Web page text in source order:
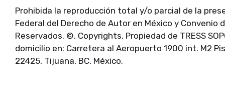
Prohibida la reproducción total y/o parcial de la
Federal del Derecho de Autor en México y
Reservados. ©. Copyrights. Propiedad de TRESS
domicilio en: Carretera al Aeropuerto 1900 int. M2
22425, Tijuana, BC, México.